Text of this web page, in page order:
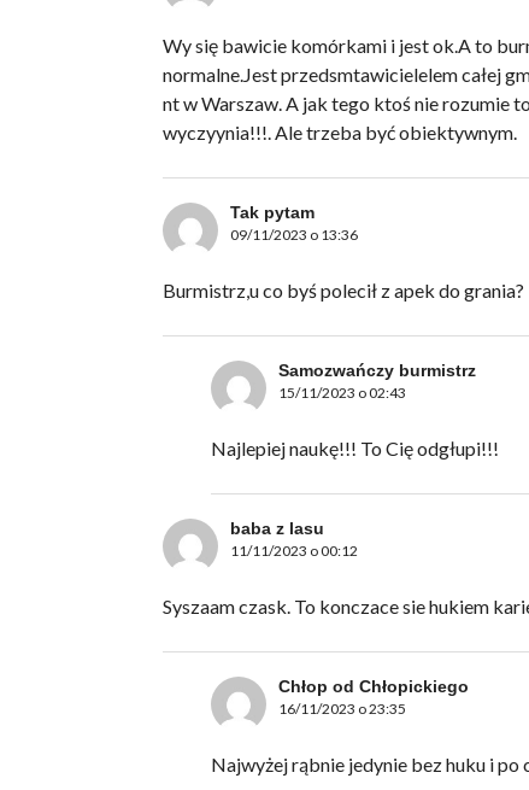
Wy się bawicie komórkami i jest ok.A to
normalne.Jest przedsmtawicielelem całej
nt w Warszaw. A jak tego ktoś nie rozumie
wyczyynia!!!. Ale trzeba być obiektywnym.
Tak pytam
09/11/2023 o 13:36
Burmistrz,u co byś polecił z apek do grania?
Samozwańczy burmistrz
15/11/2023 o 02:43
Najlepiej naukę!!! To Cię odgłupi!!!
baba z lasu
11/11/2023 o 00:12
Syszaam czask. To konczace sie hukiem
Chłop od Chłopickiego
16/11/2023 o 23:35
Najwyżej rąbnie jedynie bez huku i po